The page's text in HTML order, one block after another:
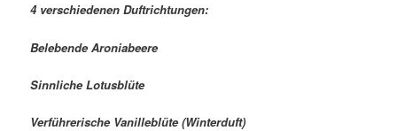
4 verschiedenen Duftrichtungen:
Belebende Aroniabeere
Sinnliche Lotusblüte
Verführerische Vanilleblüte (Winterduft)